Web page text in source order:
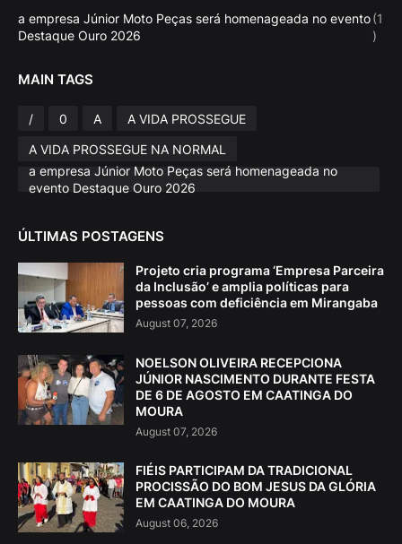
a empresa Júnior Moto Peças será homenageada no evento
Destaque Ouro 2026
(1
)
MAIN TAGS
/ 0 A
A VIDA PROSSEGUE
A VIDA PROSSEGUE NA NORMAL
a empresa Júnior Moto Peças será homenageada no
evento Destaque Ouro 2026
ÚLTIMAS POSTAGENS
Projeto cria programa ‘Empresa Parceira
da Inclusão’ e amplia políticas para
pessoas com deficiência em Mirangaba
August 07, 2026
NOELSON OLIVEIRA RECEPCIONA
JÚNIOR NASCIMENTO DURANTE FESTA
DE 6 DE AGOSTO EM CAATINGA DO
MOURA
August 07, 2026
FIÉIS PARTICIPAM DA TRADICIONAL
PROCISSÃO DO BOM JESUS DA GLÓRIA
EM CAATINGA DO MOURA
August 06, 2026